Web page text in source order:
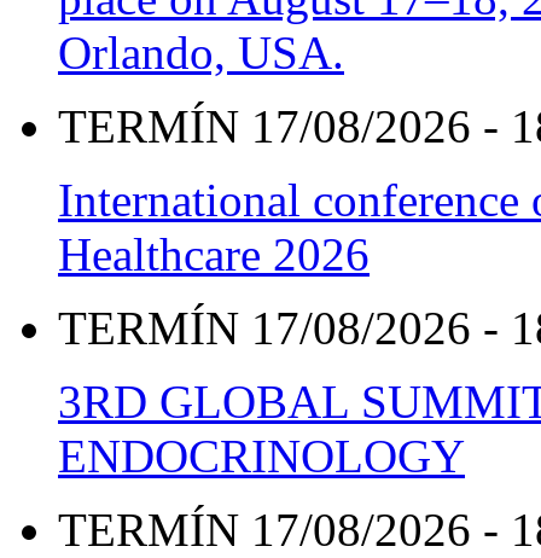
Orlando, USA.
TERMÍN 17/08/2026 -
International
Healthcare 2026
TERMÍN 17/08/2026 -
3RD GLOBAL
ENDOCRINOLOGY
TERMÍN 17/08/2026 -